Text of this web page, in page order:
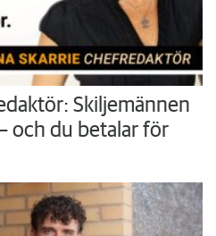
Skiljemännen
och du betalar för